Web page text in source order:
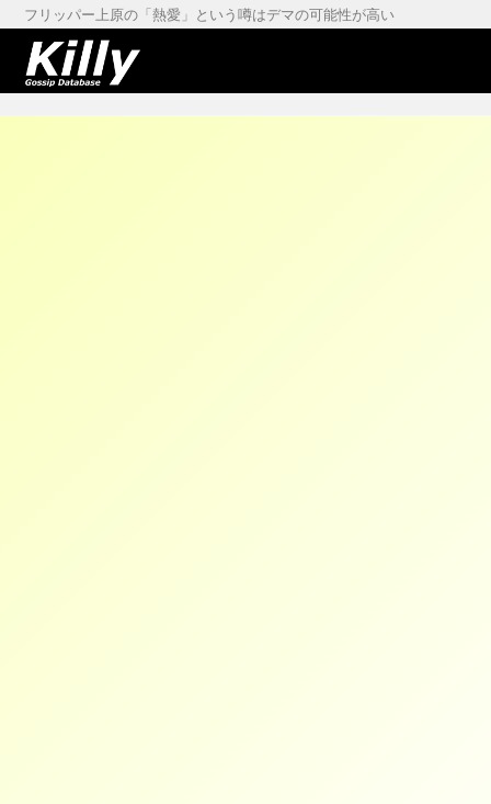
フリッパー上原の「熱愛」という噂はデマの可能性が高い